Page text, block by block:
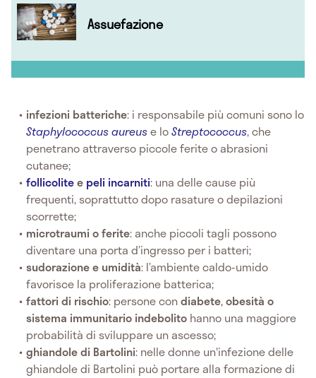
Assuefazione
infezioni batteriche: i responsabile più comuni sono lo
Staphylococcus aureuse loStreptococcus, che
penetrano attraverso piccole ferite o abrasioni
cutanee;
follicolitee peli incarniti: una delle cause più
frequenti, soprattutto dopo rasature o depilazioni
scorrette;
microtraumi o ferite: anche piccoli tagli possono
diventare una porta d’ingresso per i batteri;
sudorazione e umidità: l’ambiente caldo-umido
favorisce la proliferazione batterica;
fattori di rischio: persone condiabete,obesità o
sistema immunitario indebolito hanno una maggiore
probabilità di sviluppare un ascesso;
ghiandole di Bartolini: nelle donne un'infezione delle
ghiandole di Bartolini può portare alla formazione di